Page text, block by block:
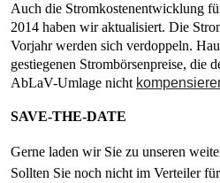
Auch die Stromkostenentwicklung
2014 haben wir aktualisiert. Die
Vorjahr werden sich verdoppeln.
gestiegenen Strombörsenpreise, die
AbLaV-Umlage nicht
SAVE-THE-DATE
Gerne laden wir Sie zu unseren
Sollten Sie noch nicht im Verteiler